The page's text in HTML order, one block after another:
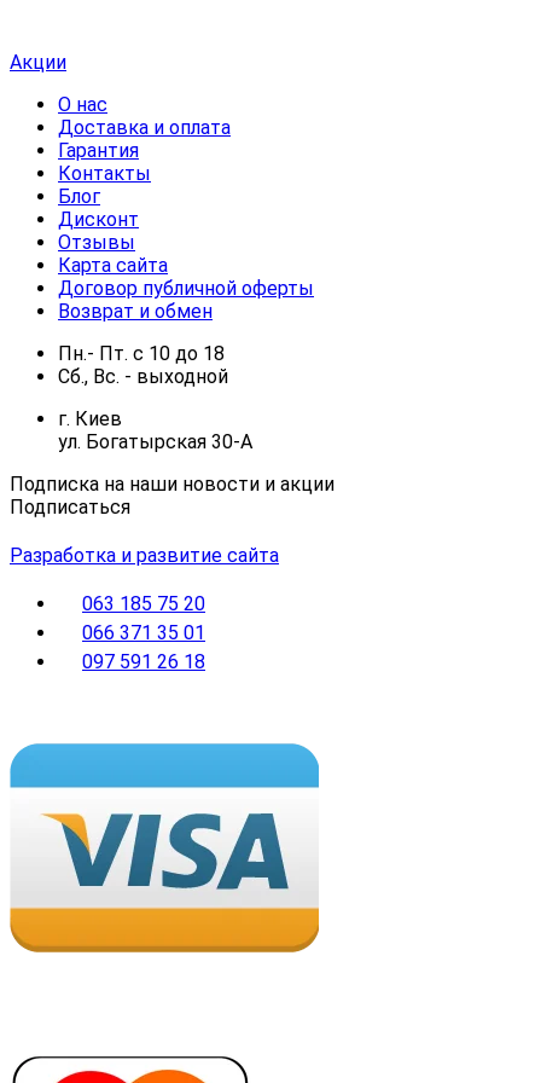
Акции
О нас
Доставка и оплата
Гарантия
Контакты
Блог
Дисконт
Отзывы
Карта сайта
Договор публичной оферты
Возврат и обмен
Пн.- Пт. с 10 до 18
Сб., Вс. - выходной
г. Киев
ул. Богатырская 30-А
Подписка на наши новости и акции
Подписаться
Разработка и развитие сайта
063 185 75 20
066 371 35 01
097 591 26 18